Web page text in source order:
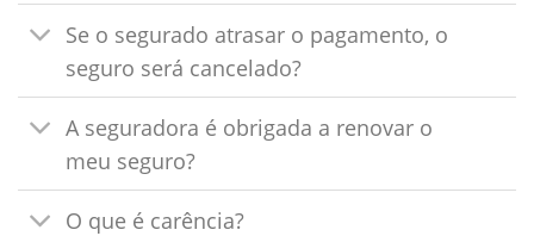
Se o segurado atrasar o pagamento, o
seguro será cancelado?
A seguradora é obrigada a renovar o
meu seguro?
O que é carência?